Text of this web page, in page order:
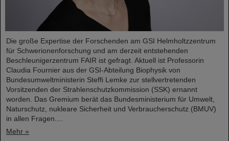
Die große Expertise der Forschenden am GSI Helmholtzzentrum
für Schwerionenforschung und am derzeit entstehenden
Beschleunigerzentrum FAIR ist gefragt. Aktuell ist Professorin
Claudia Fournier aus der GSI-Abteilung Biophysik von
Bundesumweltministerin Steffi Lemke zur stellvertretenden
Vorsitzenden der Strahlenschutzkommission (SSK) ernannt
worden. Das Gremium berät das Bundesministerium für Umwelt,
Naturschutz, nukleare Sicherheit und Verbraucherschutz (BMUV)
in allen Fragen....
Mehr »